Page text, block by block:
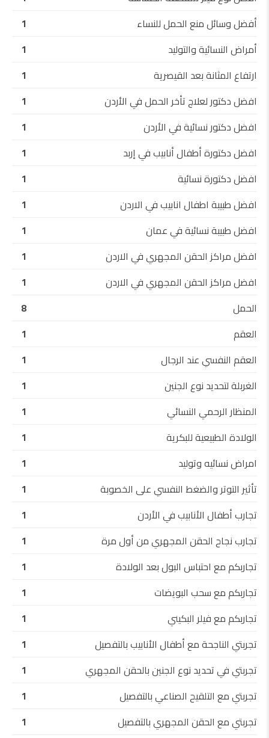
أفضل وسائل منع الحمل للنساء
1
أمراض النسائية والتوليد
1
ارتفاع المثانة بعد القيصرية
1
افضل دكتور لعلاج تأخر الحمل في الأردن
1
افضل دكتور نسائية في الأردن
1
افضل دكتورة أطفال أنابيب في إربد
1
افضل دكتورة نسائية
1
افضل طبيبة اطفال انابيب في الاردن
1
افضل طبيبة نسائية في عمان
1
افضل مراكز الحقن المجهري في الاردن
1
افضل مراكز الحقن المجهري في الاردن
1
الحمل
8
العقم
1
العقم النفسي عند الرجال
1
الغربلة لتحديد نوع الجنين
1
المنظار الرحمي النسائي
1
الولادة الطبيعية للبكرية
1
امراض نسائيه وتوليد
1
تأثير التوتر والضغط النفسي على الخصوبة
1
تجارب أطفال الأنابيب في الأردن
1
تجارب نجاح الحقن المجهري من أول مرة
1
تجاربكم مع احتباس البول بعد الولادة
1
تجاربكم مع سحب البويضات
1
تجاربكم مع فيلر البكيني
1
تجربتي الناجحة مع أطفال الأنابيب بالتفصيل
1
تجربتي في تحديد نوع الجنين بالحقن المجهري
1
تجربتي مع التلقيح الصناعي بالتفصيل
1
تجربتي مع الحقن المجهري بالتفصيل
1